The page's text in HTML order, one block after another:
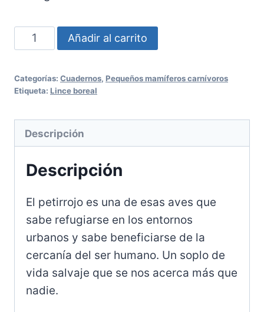
91:
Petirrojo.
Boreal
(II)
Añadir al carrito
Categorías: Cuadernos, Pequeños mamíferos carnívoros
Etiqueta: Lince boreal
Descripción
Descripción
El petirrojo es una de esas aves que
sabe refugiarse en los entornos
urbanos y sabe beneficiarse de la
cercanía del ser humano. Un soplo de
vida salvaje que se nos acerca más que
nadie.